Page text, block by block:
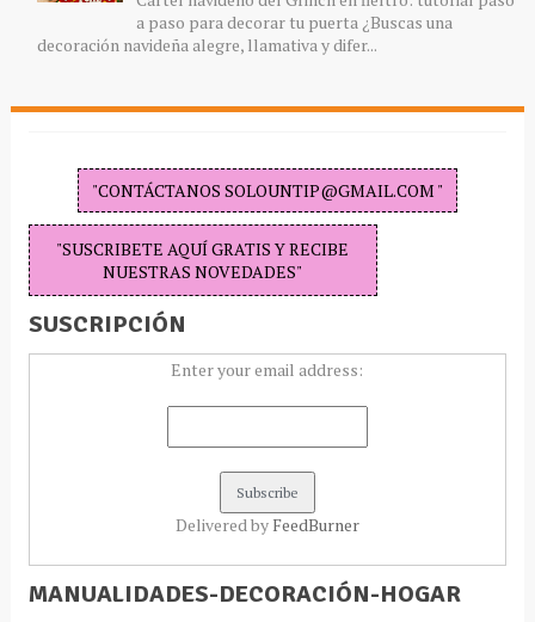
a paso para decorar tu puerta ¿Buscas una
decoración navideña alegre, llamativa y difer...
"CONTÁCTANOS SOLOUNTIP@GMAIL.COM "
"SUSCRIBETE AQUÍ GRATIS Y RECIBE
NUESTRAS NOVEDADES"
SUSCRIPCIÓN
Enter your email address:
Delivered by FeedBurner
MANUALIDADES-DECORACIÓN-HOGAR